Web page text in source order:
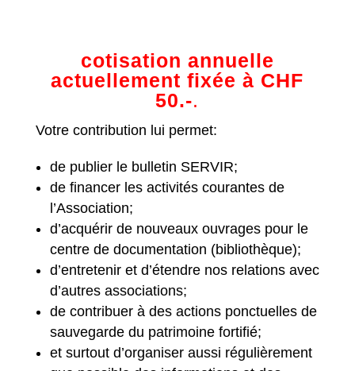
cotisation annuelle
actuellement fixée à CHF
50.-.
Votre contribution lui permet:
de publier le bulletin SERVIR;
de financer les activités courantes de
l’Association;
d’acquérir de nouveaux ouvrages pour le
centre de documentation (bibliothèque);
d’entretenir et d’étendre nos relations avec
d’autres associations;
de contribuer à des actions ponctuelles de
sauvegarde du patrimoine fortifié;
et surtout d’organiser aussi régulièrement